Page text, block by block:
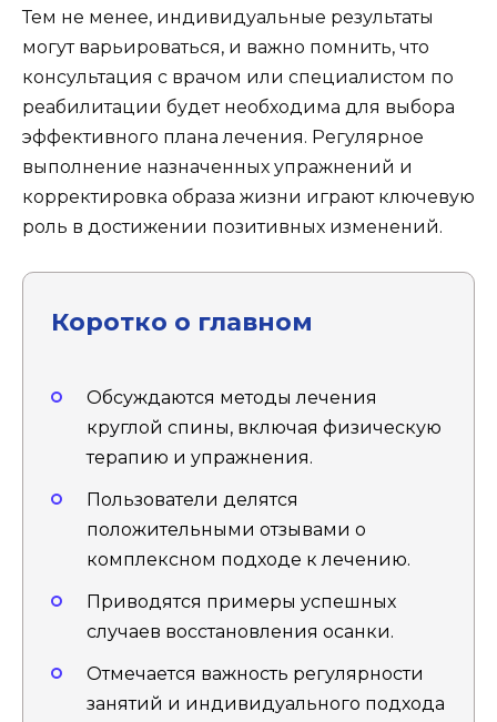
Тем не менее, индивидуальные результаты
могут варьироваться, и важно помнить, что
консультация с врачом или специалистом по
реабилитации будет необходима для выбора
эффективного плана лечения. Регулярное
выполнение назначенных упражнений и
корректировка образа жизни играют ключевую
роль в достижении позитивных изменений.
Коротко о главном
Обсуждаются методы лечения
круглой спины, включая физическую
терапию и упражнения.
Пользователи делятся
положительными отзывами о
комплексном подходе к лечению.
Приводятся примеры успешных
случаев восстановления осанки.
Отмечается важность регулярности
занятий и индивидуального подхода